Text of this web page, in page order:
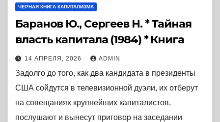
ЧЕРНАЯ КНИГА КАПИТАЛИЗМА
Баранов Ю., Сергеев Н. * Тайная
власть капитала (1984) * Книга
14 АПРЕЛЯ, 2026 ADMIN
Задолго до того, как два кандидата в президенты
США сойдутся в телевизионной дуэли, их отберут
на совещаниях крупнейших капиталистов,
послушают и вынесут приговор на заседании